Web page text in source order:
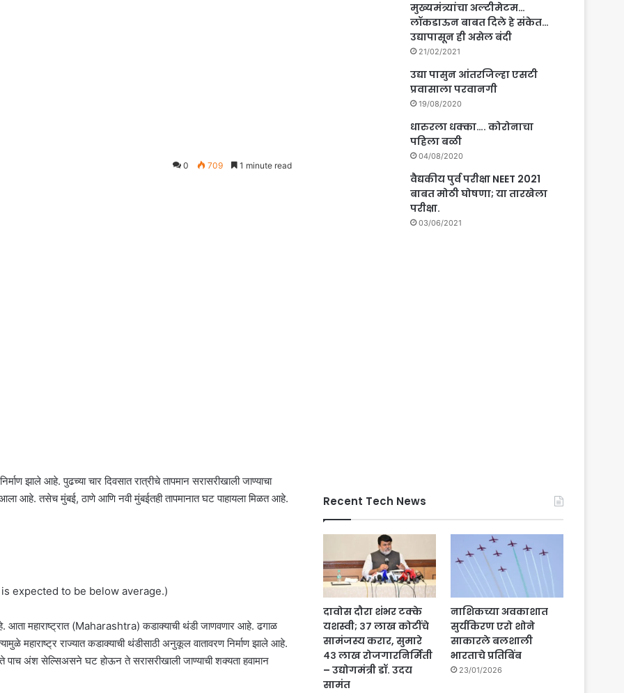
0 709 1 minute read
झाले आहे. पुढच्या चार दिवसात रात्रीचे तापमान सरासरीखाली जाण्याचा
आहे. तसेच मुंबई, ठाणे आणि नवी मुंबईतही तापमानात घट पाहायला मिळत आहे.
expected to be below average.)
आता महाराष्ट्रात (Maharashtra) कडाक्याची थंडी जाणवणार आहे. ढगाळ
महाराष्ट्र राज्यात कडाक्याची थंडीसाठी अनुकूल वातावरण निर्माण झाले आहे.
पाच अंश सेल्सिअसने घट होऊन ते सरासरीखाली जाण्याची शक्यता हवामान
मुख्यमंत्र्यांचा अल्टीमेटम…
लॉकडाऊन बाबत दिले हे संकेत…
उद्यापासून ही असेल बंदी
21/02/2021
उद्या पासुन आंतरजिल्हा एसटी
प्रवासाला परवानगी
19/08/2020
धारुरला धक्का…. कोरोनाचा
पहिला बळी
04/08/2020
वैद्यकीय पुर्व परीक्षा NEET 2021
बाबत मोठी घोषणा; या तारखेला
परीक्षा.
03/06/2021
Recent Tech News
दावोस दौरा शंभर टक्के
यशस्वी; ३७ लाख कोटींचे
सामंजस्य करार, सुमारे
४३ लाख रोजगारनिर्मिती
– उद्योगमंत्री डॉ. उदय
सामंत
नाशिकच्या अवकाशात
सुर्यकिरण एरो शोने
साकारले बलशाली
भारताचे प्रतिबिंब
23/01/2026